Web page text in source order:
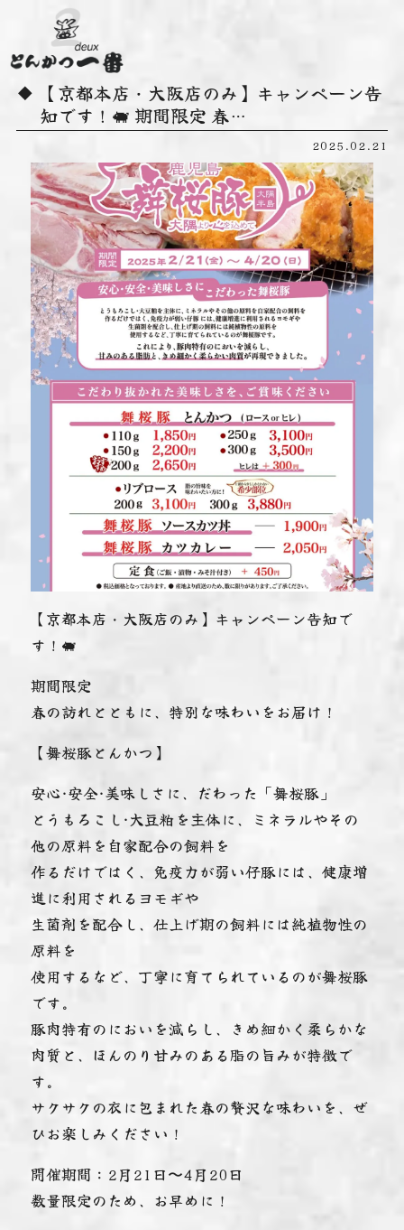
【京都本店・大阪店のみ】キャンペーン告
知です！🐖 期間限定 春…
2025.02.21
【京都本店・大阪店のみ】キャンペーン告知で
す！🐖
期間限定
春の訪れとともに、特別な味わいをお届け！
【舞桜豚とんかつ】
安心·安全·美味しさに、だわった「舞桜豚」
とうもろこし·大豆粕を主体に、ミネラルやその
他の原料を自家配合の飼料を
作るだけではく、免疫力が弱い仔豚には、健康増
進に利用されるヨモギや
生菌剤を配合し、仕上げ期の飼料には純植物性の
原料を
使用するなど、丁寧に育てられているのが舞桜豚
です。
豚肉特有のにおいを減らし、きめ細かく柔らかな
肉質と、ほんのり甘みのある脂の旨みが特徴で
す。
サクサクの衣に包まれた春の贅沢な味わいを、ぜ
ひお楽しみください！
開催期間：2月21日〜4月20日
数量限定のため、お早めに！